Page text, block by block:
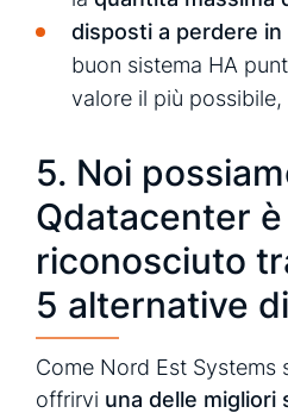
disposti a perdere
buon sistema HA
valore il più
5. Noi
Qdatacenter è
riconosciuto
5 alternative
Come Nord Est Systems
offrirvi una delle migliori